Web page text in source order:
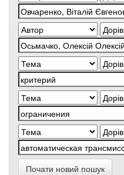
Почати новий пошук